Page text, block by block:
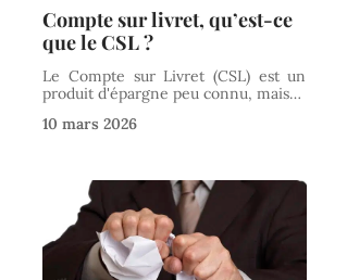
Compte sur livret, qu’est-ce
que le CSL ?
Le Compte sur Livret (CSL) est un
produit d'épargne peu connu, mais…
10 mars 2026